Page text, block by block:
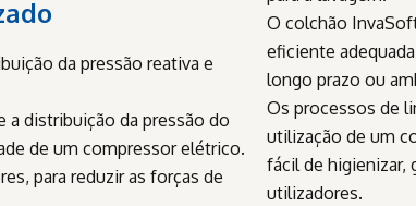
da pressão reativa e
distribuição da pressão do
de um compressor elétrico.
para reduzir as forças de
O colchão
eficiente
longo prazo ou
Os processos de
utilização de um
fácil de higienizar,
utilizadores.